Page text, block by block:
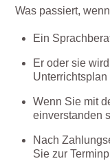
Was passiert,
Ein
Er oder sie
Wenn Sie mit
einverstanden
Nach
Sie zur